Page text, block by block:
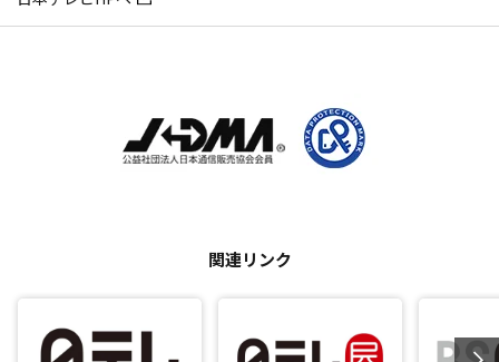
関連リンク